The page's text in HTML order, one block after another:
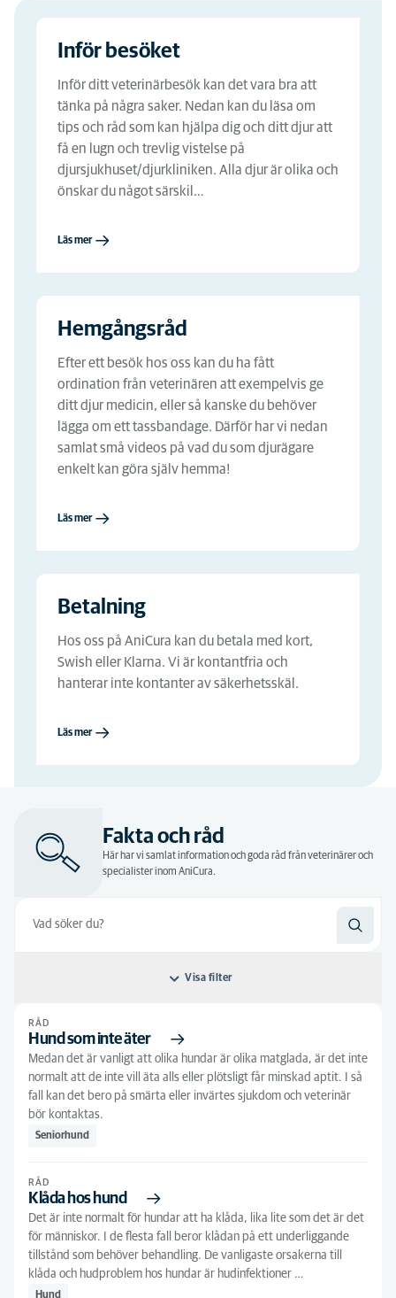
Inför besöket
Inför ditt veterinärbesök kan det vara bra att
tänka på några saker. Nedan kan du läsa om
tips och råd som kan hjälpa dig och ditt djur att
få en lugn och trevlig vistelse på
djursjukhuset/djurkliniken. Alla djur är olika och
önskar du något särskil…
Läs mer
Hemgångsråd
Efter ett besök hos oss kan du ha fått
ordination från veterinären att exempelvis ge
ditt djur medicin, eller så kanske du behöver
lägga om ett tassbandage. Därför har vi nedan
samlat små videos på vad du som djurägare
enkelt kan göra själv hemma!
Läs mer
Betalning
Hos oss på AniCura kan du betala med kort,
Swish eller Klarna. Vi är kontantfria och
hanterar inte kontanter av säkerhetsskäl.
Läs mer
Fakta och råd
Här har vi samlat information och goda råd från veterinärer och
specialister inom AniCura.
Visa filter
Sortera efter: Relevans
Relevans
Alfabetiskt
Typ av artikel
Råd (535)
Symtom
Alla discipliner
Förebyggande medicin
Odontologi
Alla djurtyper
Fågel
Hund (275)
Katt
Alla behandlingar
Hälsokoll
Senior
RÅD
Hund som inte äter
Medan det är vanligt att olika hundar är olika matglada, är det inte
normalt att de inte vill äta alls eller plötsligt får minskad aptit. I så
fall kan det bero på smärta eller invärtes sjukdom och veterinär
bör kontaktas.
Seniorhund
RÅD
Klåda hos hund
Det är inte normalt för hundar att ha klåda, lika lite som det är det
för människor. I de flesta fall beror klådan på ett underliggande
tillstånd som behöver behandling. De vanligaste orsakerna till
klåda och hudproblem hos hundar är hudinfektioner …
Hund